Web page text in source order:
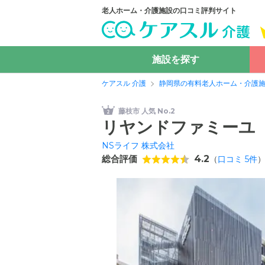
老人ホーム・介護施設の口コミ評判サイト
施設を探す
ケアスル 介護 静岡県の有料老人ホーム・介護
藤枝市 人気 No.2
リヤンドファミーユ
NSライフ 株式会社
総合評価 4.2 （口コミ 5件）